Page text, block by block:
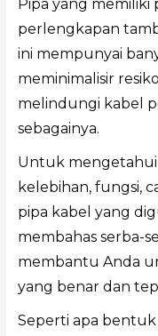
Pipa yang memiliki
perlengkapan
ini mempunyai
meminimalisir
melindungi kabel
sebagainya.
Untuk
kelebihan, fungsi,
pipa kabel yang
membahas serba-
membantu Anda
yang benar dan
Seperti apa